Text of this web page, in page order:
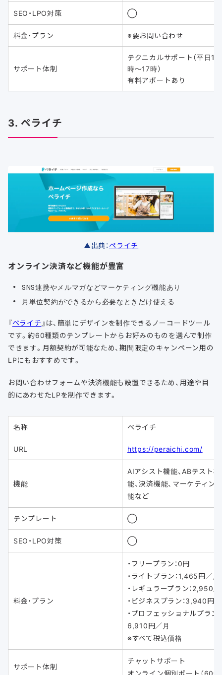
SEO・LPO対策 ◯
料金・プラン ※要お問い合わせ
サポート体制
テクニカルサポート（平日10
時〜17時）
有料アポートあり
3. ペライチ
▲出典： ペライチ
オンライン決済など機能が豊富
SNS連携やメルマガなどマーケティング機能あり
月単位契約ができるから必要なときだけ使える
『ペライチ』は、簡単にデザインを制作できるノーコードツール
です。約60種類のテンプレートからお好みのものを選んで制作
できます。月額契約が可能なため、期間限定のキャンペーン用の
LPにもおすすめです。
お問い合わせフォームや決済機能も設置できるため、用途や目
的にあわせたLPを制作できます。
名称 ペライチ
URL https://peraichi.com/
機能
AIアシスト機能、ABテスト機
能、決済機能、マーケティン
能など
テンプレート ◯
SEO・LPO対策 ◯
料金・プラン
・フリープラン：0円
・ライトプラン：1,465円／月
・レギュラープラン：2,950
・ビジネスプラン：3,940円
・プロフェッショナルプラン：
6,910円／月
※すべて税込価格
サポート体制
チャットサポート